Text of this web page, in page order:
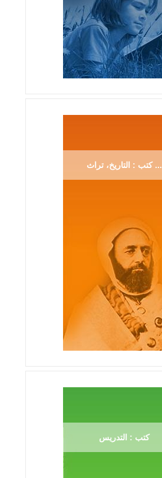
كتب : التاريخ، تراث ...
كتب : التدريس